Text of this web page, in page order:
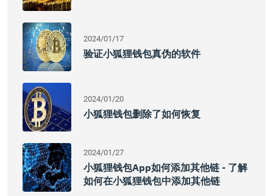
2024/01/17
验证小狐狸钱包真伪的软件
2024/01/20
小狐狸钱包删除了如何恢复
2024/01/27
小狐狸钱包app如何添加其他链 - 了解
如何在小狐狸钱包中添加其他链